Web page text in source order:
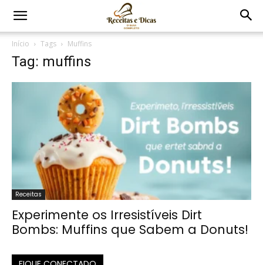
Início Tags Muffins
Tag: muffins
Receitas
Experimente os Irresistíveis Dirt
Bombs: Muffins que Sabem a Donuts!